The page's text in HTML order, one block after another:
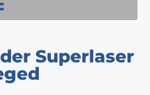
Superlaser